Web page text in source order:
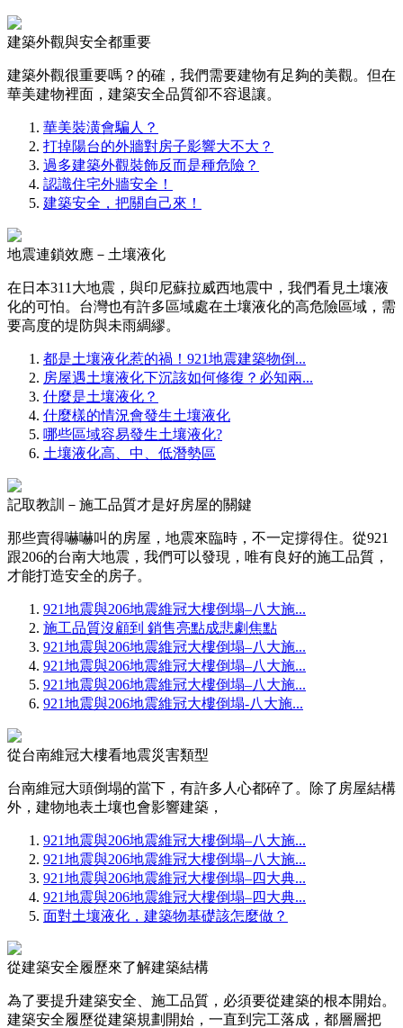
建築外觀與安全都重要
建築外觀很重要嗎？的確，我們需要建物有足夠的美觀。但在
華美建物裡面，建築安全品質卻不容退讓。
華美裝潢會騙人？
打掉陽台的外牆對房子影響大不大？
過多建築外觀裝飾反而是種危險？
認識住宅外牆安全！
建築安全，把關自己來！
地震連鎖效應－土壤液化
在日本311大地震，與印尼蘇拉威西地震中，我們看見土壤液
化的可怕。台灣也有許多區域處在土壤液化的高危險區域，需
要高度的堤防與未雨綢繆。
都是土壤液化惹的禍！921地震建築物倒...
房屋遇土壤液化下沉該如何修復？必知兩...
什麼是土壤液化？
什麼樣的情況會發生土壤液化
哪些區域容易發生土壤液化?
土壤液化高、中、低潛勢區
記取教訓－施工品質才是好房屋的關鍵
那些賣得嚇嚇叫的房屋，地震來臨時，不一定撐得住。從921
跟206的台南大地震，我們可以發現，唯有良好的施工品質，
才能打造安全的房子。
921地震與206地震維冠大樓倒塌–八大施...
施工品質沒顧到 銷售亮點成悲劇焦點
921地震與206地震維冠大樓倒塌–八大施...
921地震與206地震維冠大樓倒塌–八大施...
921地震與206地震維冠大樓倒塌–八大施...
921地震與206地震維冠大樓倒塌-八大施...
從台南維冠大樓看地震災害類型
台南維冠大頭倒塌的當下，有許多人心都碎了。除了房屋結構
外，建物地表土壤也會影響建築，
921地震與206地震維冠大樓倒塌–八大施...
921地震與206地震維冠大樓倒塌–八大施...
921地震與206地震維冠大樓倒塌–四大典...
921地震與206地震維冠大樓倒塌–四大典...
面對土壤液化，建築物基礎該怎麼做？
從建築安全履歷來了解建築結構
為了要提升建築安全、施工品質，必須要從建築的根本開始。
建築安全履歷從建築規劃開始，一直到完工落成，都層層把